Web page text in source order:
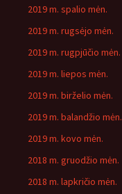
2019 m. spalio mėn.
2019 m. rugsėjo mėn.
2019 m. rugpjūčio mėn.
2019 m. liepos mėn.
2019 m. birželio mėn.
2019 m. balandžio mėn.
2019 m. kovo mėn.
2018 m. gruodžio mėn.
2018 m. lapkričio mėn.